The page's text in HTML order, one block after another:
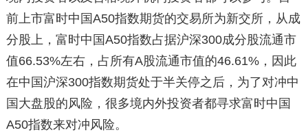
前上市富时中国A50指数期货的交易所为新交所，从成
分股上，富时中国A50指数占据沪深300成分股流通市
值66.53%左右，占所有A股流通市值的46.61%，因此
在中国沪深300指数期货处于半关停之后，为了对冲中
国大盘股的风险，很多境内外投资者都寻求富时中国
A50指数来对冲风险。